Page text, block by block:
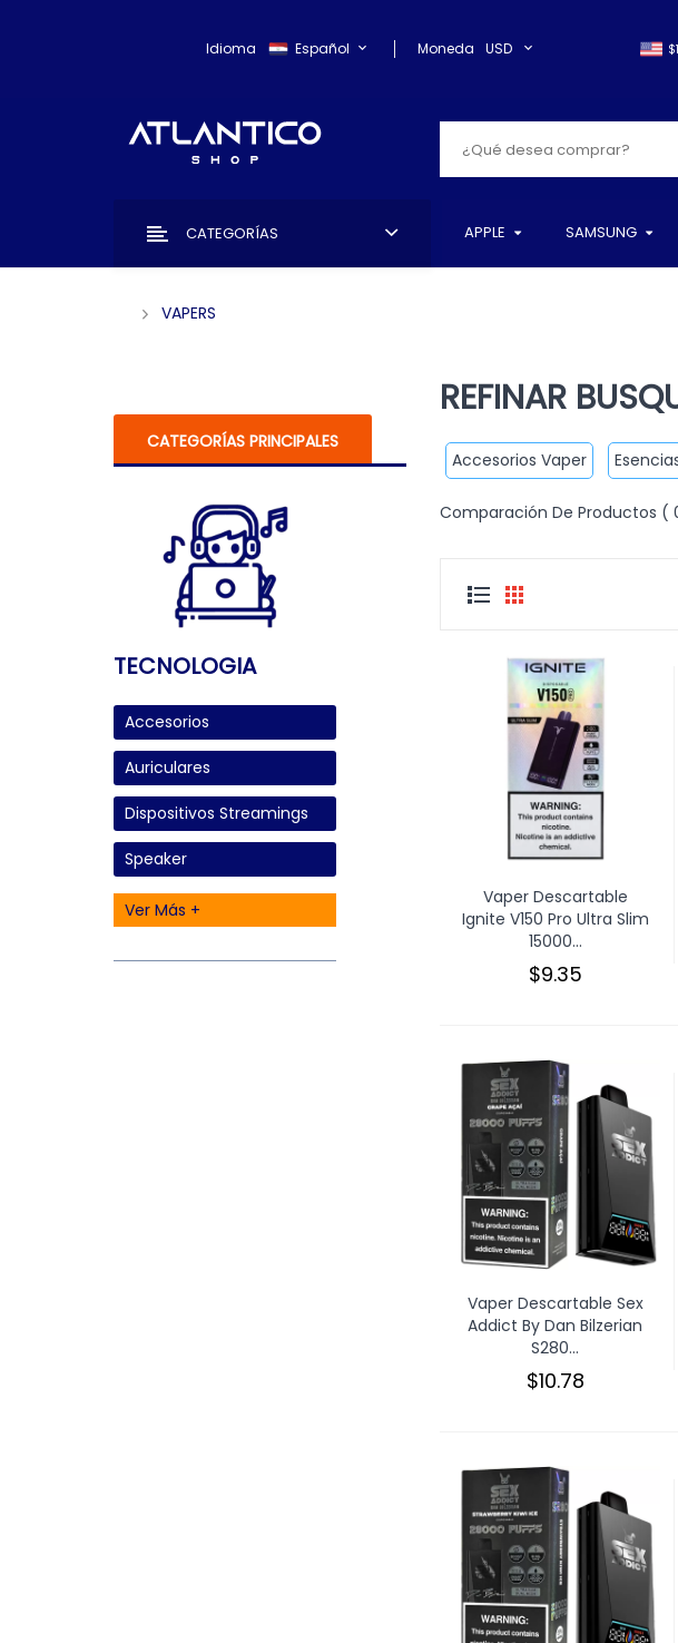
Idioma Español Moneda USD
CATEGORÍAS APPLE SAMSUNG
VAPERS
CATEGORÍAS PRINCIPALES
TECNOLOGIA
Accesorios
Auriculares
Dispositivos Streamings
Speaker
Ver Más +
REFINAR
Accesorios Vaper
Comparación De Productos (
Vaper Descartable
Ignite V150 Pro Ultra Slim
15000...
$9.35
Vaper Descartable Sex
Addict By Dan Bilzerian
S280...
$10.78